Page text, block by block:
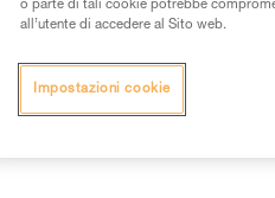
Cerca
15 RISPOSTE
o parte di tali cookie potrebbe
all’utente di accedere al Sito web.
Impostazioni cookie